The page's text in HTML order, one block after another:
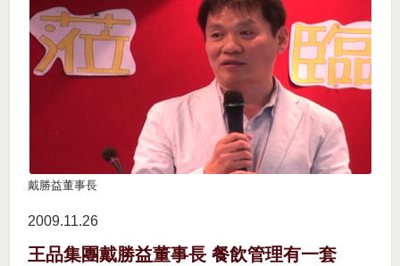
戴勝益董事長
2009.11 26
王品集團戴勝益董事長 餐飲管理有一套